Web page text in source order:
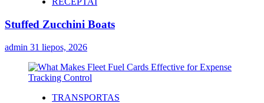
Stuffed Zucchini Boats
admin 31 liepos, 2026
TRANSPORTAS